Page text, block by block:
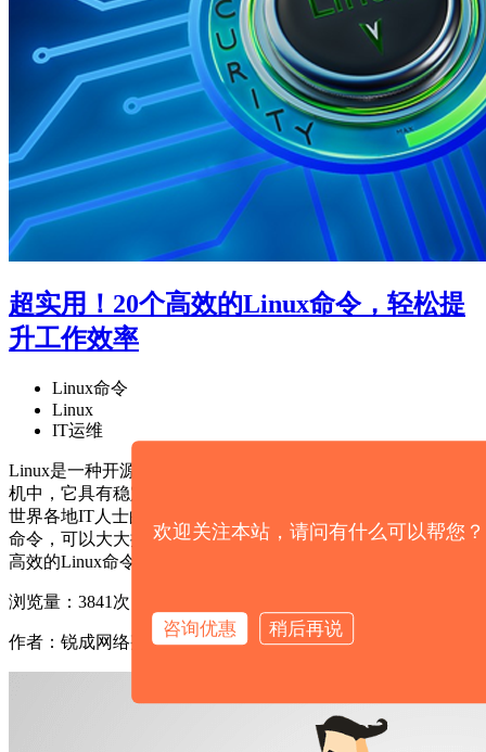
超实用！20个高效的Linux命令，轻松提
升工作效率
Linux命令
Linux
IT运维
Linux是一种开源的操作系统，被广泛用于服务器和个人计算
机中，它具有稳定性、高度灵活性和安全性等优点，因此备受
世界各地IT人士的青睐。在Linux中，掌握一些高效而实用的
命令，可以大大提升工作效率。接下来，本文将为您介绍20个
高效的Linux命令，以帮助开发者轻松提升工作效率。
浏览量：3841次
作者：锐成网络整理时间：2024-05-08 16:21:03
欢迎关注本站，请问有什么可以帮您？
咨询优惠 稍后再说